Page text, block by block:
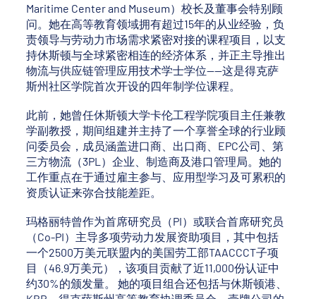
Maritime Center and Museum）校长及董事会特别顾
问。她在高等教育领域拥有超过15年的从业经验，负
责领导与劳动力市场需求紧密对接的课程项目，以支
持休斯顿与全球紧密相连的经济体系，并正主导推出
物流与供应链管理应用技术学士学位——这是得克萨
斯州社区学院首次开设的四年制学位课程。
此前，她曾任休斯顿大学卡伦工程学院项目主任兼教
学副教授，期间组建并主持了一个享誉全球的行业顾
问委员会，成员涵盖进口商、出口商、EPC公司、第
三方物流（3PL）企业、制造商及港口管理局。她的
工作重点在于通过雇主参与、应用型学习及可累积的
资质认证来弥合技能差距。
玛格丽特曾作为首席研究员（PI）或联合首席研究员
（Co-PI）主导多项劳动力发展资助项目，其中包括
一个2500万美元联盟内的美国劳工部TAACCCT子项
目（46.9万美元），该项目贡献了近11,000份认证中
约30%的颁发量。 她的项目组合还包括与休斯顿港、